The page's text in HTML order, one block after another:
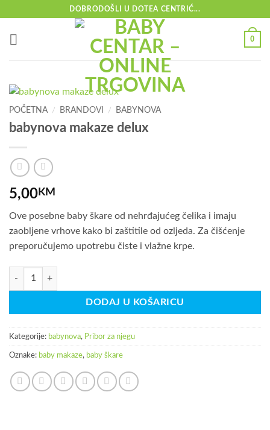
content
DOBRODOŠLI U DOTEA CENTRIĆ...
0
POČETNA / BRANDOVI / BABYNOVA
babynova makaze delux
5,00KM
Ove posebne baby škare od nehrđajućeg čelika i imaju
zaobljene vrhove kako bi zaštitile od ozljeda. Za čišćenje
preporučujemo upotrebu čiste i vlažne krpe.
babynova makaze delux količina
DODAJ U KOŠARICU
Kategorije: babynova, Pribor za njegu
Oznake: baby makaze, baby škare